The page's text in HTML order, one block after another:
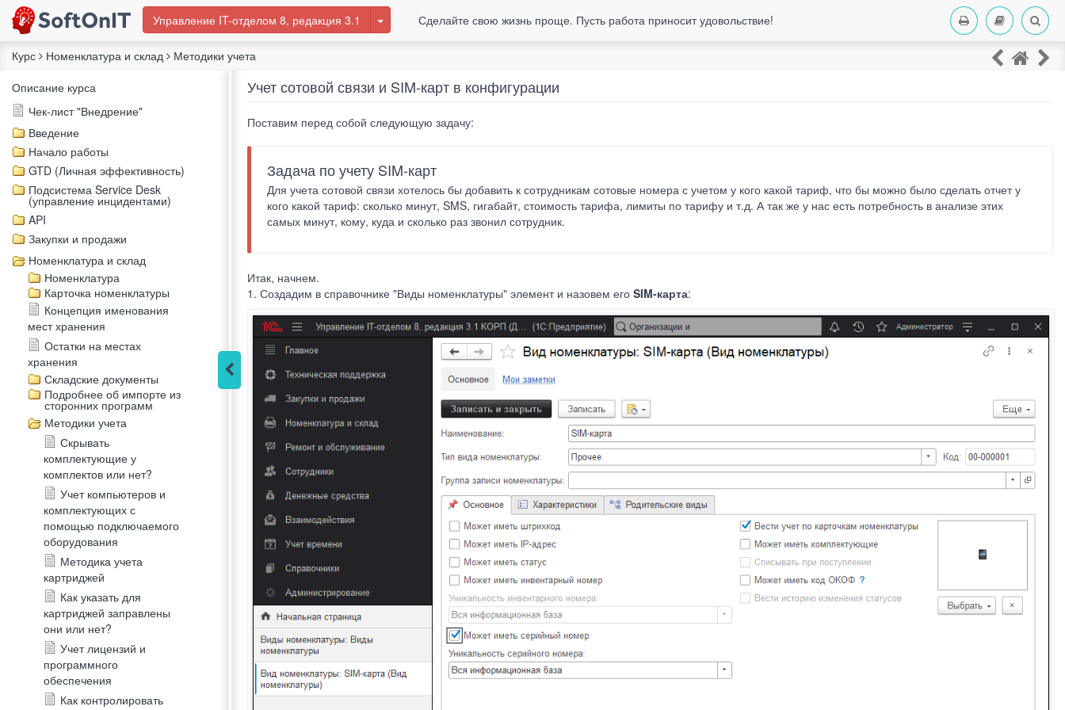
Управление IT-отделом 8, редакция 3.1 Сделайте свою жизнь проще. Пусть работа приносит удовольствие!
Курс Номенклатура и склад
Методики учета
Описание курса
Чек-лист "Внедрение"
Введение
Начало работы
GTD (Личная эффективность)
Подсистема Service Desk
(управление инцидентами)
API
Закупки и продажи
Номенклатура и склад
Номенклатура
Карточка номенклатуры
Концепция именования
мест хранения
Остатки на местах
хранения
Складские документы
Подробнее об импорте из
сторонних программ
Методики учета
Скрывать
комплектующие у
комплектов или нет?
Учет компьютеров и
комплектующих с
помощью подключаемого
оборудования
Методика учета
картриджей
Как указать для
картриджей заправлены
они или нет?
Учет лицензий и
программного
обеспечения
Как контролировать
Учет сотовой связи и SIM-карт в конфигурации
Поставим перед собой следующую задачу:
Задача по учету SIM-карт
Для учета сотовой связи хотелось бы добавить к сотрудникам сотовые номера с учетом у кого какой тариф, что бы можно было сделать отчет у
кого какой тариф: сколько минут, SMS, гигабайт, стоимость тарифа, лимиты по тарифу и т.д. А так же у нас есть потребность в анализе этих
самых минут, кому, куда и сколько раз звонил сотрудник.
Итак, начнем.
1. Создадим в справочнике "Виды номенклатуры" элемент и назовем его SIM-карта: